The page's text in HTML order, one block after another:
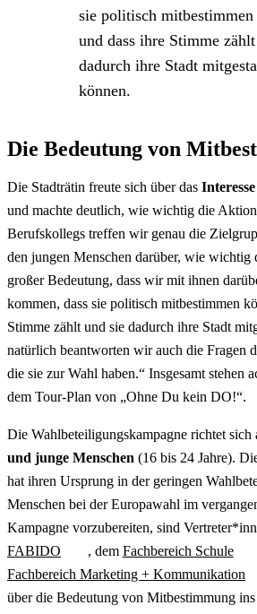
sie politisch mitbestimmen
und dass ihre Stimme
dadurch ihre Stadt
können.
Die Bedeutung von
Die Stadträtin freute sich über das
und machte deutlich, wie wichtig die
Berufskollegs treffen wir genau die
den jungen Menschen darüber, wie wichtig
großer Bedeutung, dass wir mit ihnen
kommen, dass sie politisch mitbestimmen
Stimme zählt und sie dadurch ihre Stadt
natürlich beantworten wir auch die Fragen
die sie zur Wahl haben.“ Insgesamt stehen
dem Tour-Plan von „Ohne Du kein DO!“.
Die Wahlbeteiligungskampagne richtet sich
und junge Menschen (16 bis 24 Jahre).
hat ihren Ursprung in der geringen
Menschen bei der Europawahl im
Kampagne vorzubereiten, sind
FABIDO
, dem Fachbereich Schule
Fachbereich Marketing + Kommunikation
über die Bedeutung von Mitbestimmung